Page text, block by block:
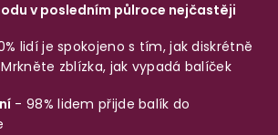
v posledním půlroce nejčastěji
lidí je spokojeno s tím, jak diskrétně
Mrkněte zblízka, jak vypadá balíček
- 98% lidem přijde balík do